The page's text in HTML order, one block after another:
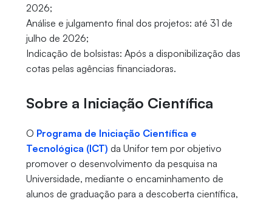
2026;
Análise e julgamento final dos projetos: até 31 de
julho de 2026;
Indicação de bolsistas: Após a disponibilização das
cotas pelas agências financiadoras.
Sobre a Iniciação Científica
O Programa de Iniciação Científica e
Tecnológica (ICT) da Unifor tem por objetivo
promover o desenvolvimento da pesquisa na
Universidade, mediante o encaminhamento de
alunos de graduação para a descoberta científica,